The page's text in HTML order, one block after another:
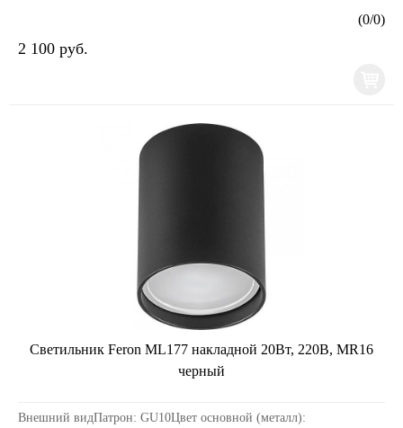
(0/0)
2 100 руб.
Светильник Feron ML177 накладной 20Вт, 220В, MR16
черный
Внешний видПатрон: GU10Цвет основной (металл):